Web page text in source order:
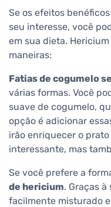
Se os efeitos
seu interesse, você
em sua dieta.
maneiras:
Fatias de cogumelo
várias formas. Você
suave de cogumelo,
opção é adicionar
irão enriquecer o
interessante, mas
Se você prefere a
de hericium. Graças
facilmente misturado